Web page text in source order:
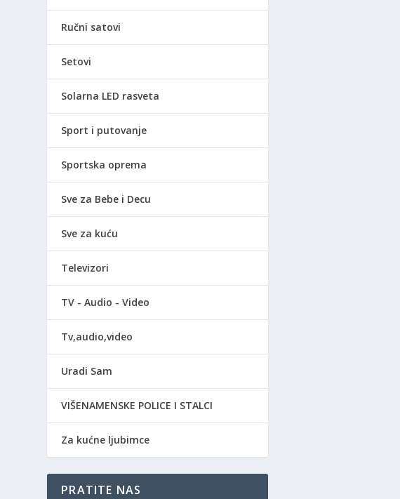
Ručni satovi
Setovi
Solarna LED rasveta
Sport i putovanje
Sportska oprema
Sve za Bebe i Decu
Sve za kuću
Televizori
TV - Audio - Video
Tv,audio,video
Uradi Sam
VIŠENAMENSKE POLICE I STALCI
Za kućne ljubimce
PRATITE NAS